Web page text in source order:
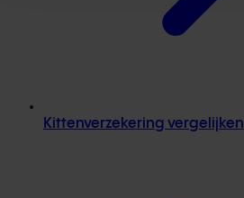
Kittenverzekering vergelijken